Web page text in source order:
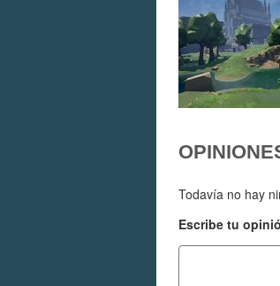
Todavía no hay
Escribe tu